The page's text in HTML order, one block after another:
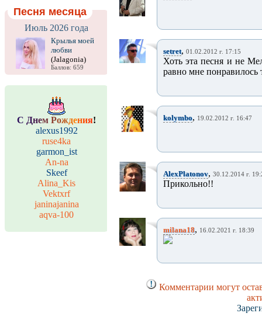
Песня месяца
Июль 2026 года
Крылья моей
любви
(Jalagonia)
Баллов: 659
С Днем Рождения!
alexus1992
ruse4ka
garmon_ist
An-na
Skeef
Alina_Kis
Vektxrf
janinajanina
aqva-100
setret, 01.02.2012 г. 17:15
Хоть эта песня и не
равно мне
kolymbo, 19.02.2012 г. 16:47
AlexPlatonov, 30.12.2014 г.
Прикольно!!
milana18, 16.02.2021 г. 18:39
Комментарии могут